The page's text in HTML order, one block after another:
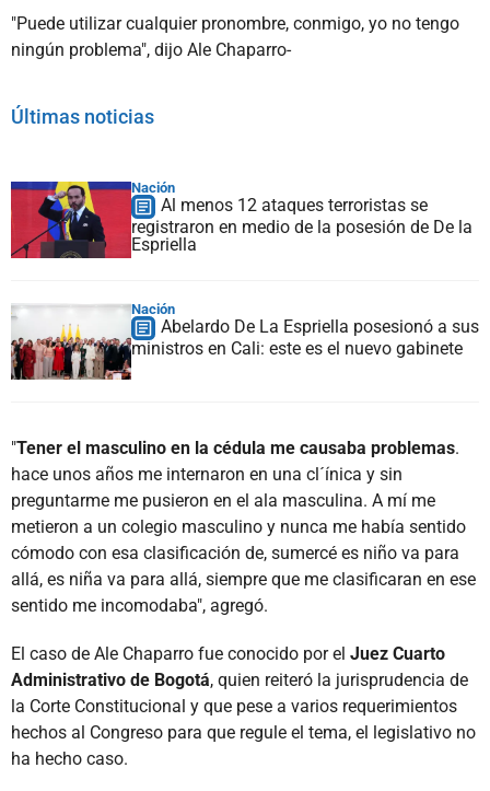
"Puede utilizar cualquier pronombre, conmigo, yo no tengo
ningún problema", dijo Ale Chaparro-
Últimas noticias
Nación
Al menos 12 ataques terroristas se
registraron en medio de la posesión de De la
Espriella
Nación
Abelardo De La Espriella posesionó a sus
ministros en Cali: este es el nuevo gabinete
"Tener el masculino en la cédula me causaba problemas.
hace unos años me internaron en una cl´ínica y sin
preguntarme me pusieron en el ala masculina. A mí me
metieron a un colegio masculino y nunca me había sentido
cómodo con esa clasificación de, sumercé es niño va para
allá, es niña va para allá, siempre que me clasificaran en ese
sentido me incomodaba", agregó.
El caso de Ale Chaparro fue conocido por el Juez Cuarto
Administrativo de Bogotá, quien reiteró la jurisprudencia de
la Corte Constitucional y que pese a varios requerimientos
hechos al Congreso para que regule el tema, el legislativo no
ha hecho caso.